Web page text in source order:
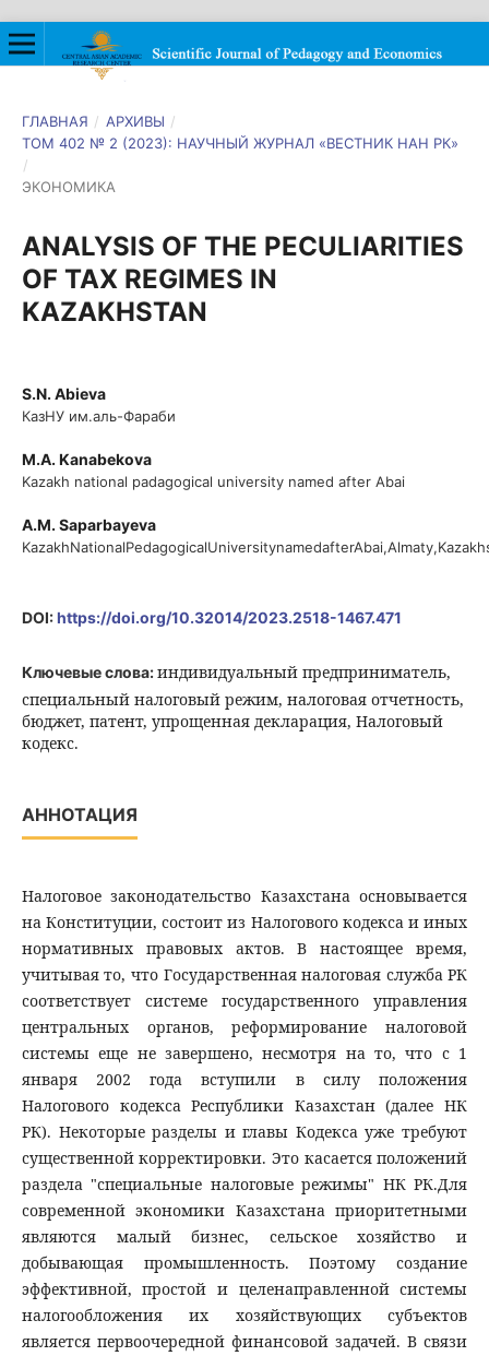
ГЛАВНАЯ / АРХИВЫ /
ТОМ 402 № 2 (2023): НАУЧНЫЙ ЖУРНАЛ «ВЕСТНИК НАН РК»
/
ЭКОНОМИКА
ANALYSIS OF THE PECULIARITIES
OF TAX REGIMES IN
KAZAKHSTAN
S.N. Abieva
КазНУ им.аль-Фараби
M.A. Kanabekova
Kazakh national padagogical university named after Abai
A.M. Saparbayeva
DOI:https://doi.org/10.32014/2023.2518-1467.471
Ключевые слова:индивидуальный предприниматель,
специальный налоговый режим, налоговая отчетность,
бюджет, патент, упрощенная декларация, Налоговый
кодекс.
АННОТАЦИЯ
Налоговое законодательство Казахстана основывается
на Конституции, состоит из Налогового кодекса и иных
нормативных правовых актов. В настоящее время,
учитывая то, что Государственная налоговая служба РК
соответствует системе государственного управления
центральных органов, реформирование налоговой
системы еще не завершено, несмотря на то, что с 1
января 2002 года вступили в силу положения
Налогового кодекса Республики Казахстан (далее НК
РК). Некоторые разделы и главы Кодекса уже требуют
существенной корректировки. Это касается положений
раздела "специальные налоговые режимы" НК РК.Для
современной экономики Казахстана приоритетными
являются малый бизнес, сельское хозяйство и
добывающая промышленность. Поэтому создание
эффективной, простой и целенаправленной системы
налогообложения их хозяйствующих субъектов
является первоочередной финансовой задачей. В связи